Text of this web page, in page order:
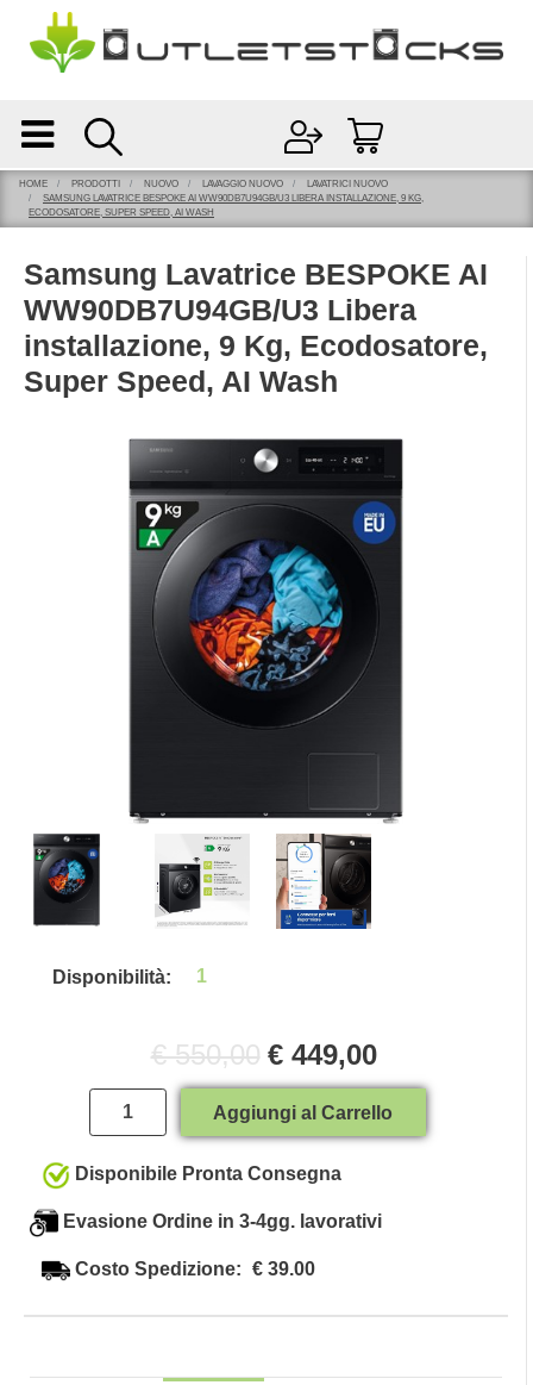
Open menu
HOME PRODOTTI NUOVO LAVAGGIO NUOVO
LAVATRICI NUOVO
SAMSUNG LAVATRICE BESPOKE AI WW90DB7U94GB/U3 LIBERA INSTALLAZIONE, 9 KG,
ECODOSATORE, SUPER SPEED, AI WASH
Samsung Lavatrice BESPOKE AI
WW90DB7U94GB/U3 Libera
installazione, 9 Kg, Ecodosatore,
Super Speed, AI Wash
Disponibilità: 1
€ 550,00 € 449,00
Quantità
Aggiungi al Carrello
Disponibile Pronta Consegna
Evasione Ordine in 3-4gg. lavorativi
Costo Spedizione: € 39.00